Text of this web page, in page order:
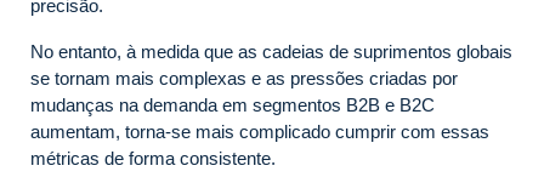
precisão.
No entanto, à medida que as cadeias de suprimentos globais
se tornam mais complexas e as pressões criadas por
mudanças na demanda em segmentos B2B e B2C
aumentam, torna-se mais complicado cumprir com essas
métricas de forma consistente.